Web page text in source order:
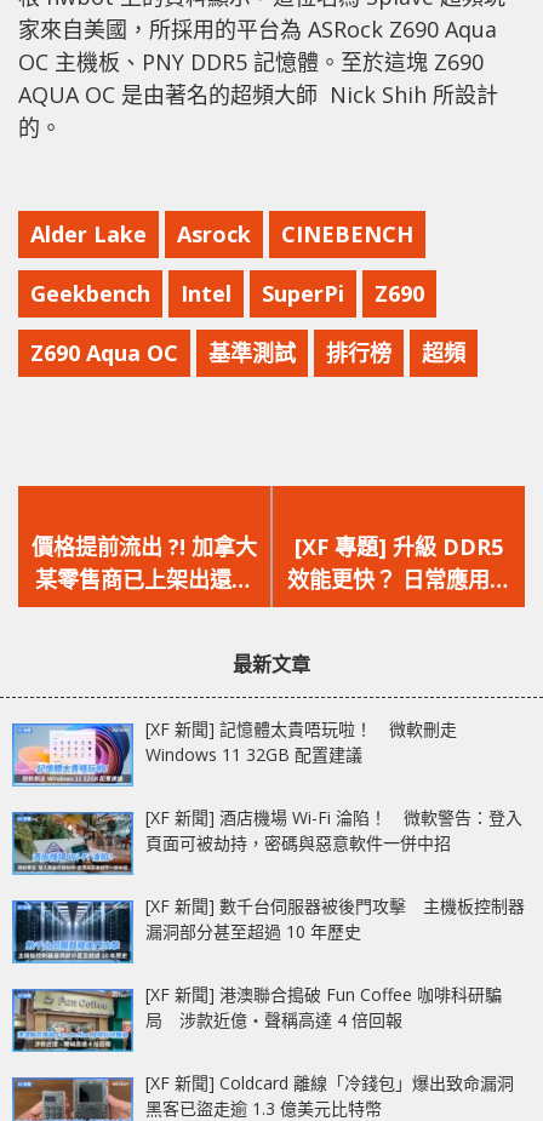
家來自美國，所採用的平台為 ASRock Z690 Aqua
OC 主機板、PNY DDR5 記憶體。至於這塊 Z690
AQUA OC 是由著名的超頻大師 Nick Shih 所設計
的。
Alder Lake Asrock CINEBENCH
Geekbench Intel SuperPi Z690
Z690 Aqua OC 基準測試 排行榜 超頻
一
篇
文
價格提前流出 ?! 加拿大
某零售商已上架出還未
發佈的 Intel 第 12 代
一
篇
文
[XF 專題] 升級 DDR5
效能更快？ 日常應用‧
剪片‧遊戲實測
最新文章
[XF 新聞] 記憶體太貴唔玩啦！ 微軟刪走
Windows 11 32GB 配置建議
[XF 新聞] 酒店機場 Wi-Fi 淪陷！ 微軟警告：登入
頁面可被劫持，密碼與惡意軟件一併中招
[XF 新聞] 數千台伺服器被後門攻擊 主機板控制器
漏洞部分甚至超過 10 年歷史
[XF 新聞] 港澳聯合搗破 Fun Coffee 咖啡科研騙
局 涉款近億‧聲稱高達 4 倍回報
[XF 新聞] Coldcard 離線「冷錢包」爆出致命漏洞
黑客已盜走逾 1.3 億美元比特幣